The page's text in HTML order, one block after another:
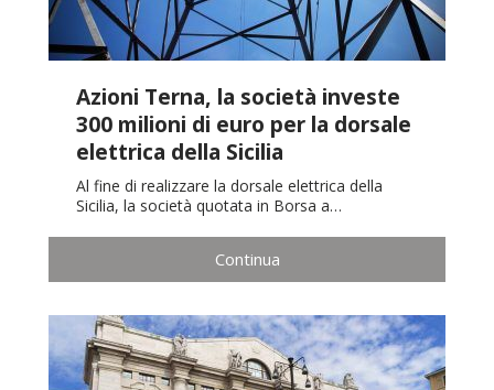
Azioni Terna, la società investe
300 milioni di euro per la dorsale
elettrica della Sicilia
Al fine di realizzare la dorsale elettrica della
Sicilia, la società quotata in Borsa a…
Continua